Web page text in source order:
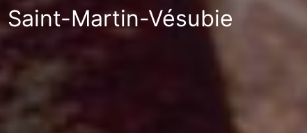
Martin-Vésubie